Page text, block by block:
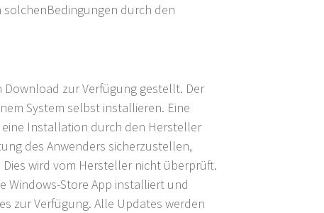
durch den
Download zur Verfügung gestellt. Der
System selbst installieren. Eine
Installation durch den Hersteller
des Anwenders sicherzustellen,
wird vom Hersteller nicht überprüft.
Windows-Store App installiert und
zur Verfügung. Alle Updates werden